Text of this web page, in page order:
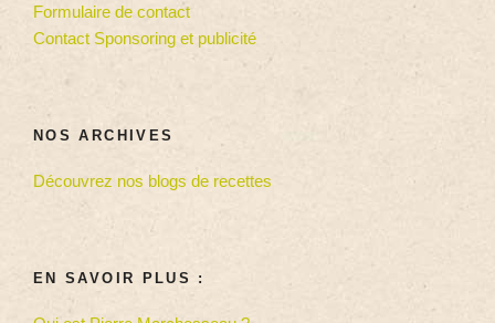
Formulaire de contact
Contact Sponsoring et publicité
NOS ARCHIVES
Découvrez nos blogs de recettes
EN SAVOIR PLUS :